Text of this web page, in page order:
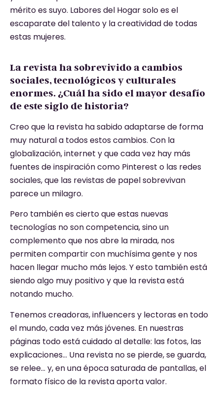
mérito es suyo. Labores del Hogar solo es el
escaparate del talento y la creatividad de todas
estas mujeres.
La revista ha sobrevivido a cambios
sociales, tecnológicos y culturales
enormes. ¿Cuál ha sido el mayor desafío
de este siglo de historia?
Creo que la revista ha sabido adaptarse de forma
muy natural a todos estos cambios. Con la
globalización, internet y que cada vez hay más
fuentes de inspiración como Pinterest o las redes
sociales, que las revistas de papel sobrevivan
parece un milagro.
Pero también es cierto que estas nuevas
tecnologías no son competencia, sino un
complemento que nos abre la mirada, nos
permiten compartir con muchísima gente y nos
hacen llegar mucho más lejos. Y esto también está
siendo algo muy positivo y que la revista está
notando mucho.
Tenemos creadoras, influencers y lectoras en todo
el mundo, cada vez más jóvenes. En nuestras
páginas todo está cuidado al detalle: las fotos, las
explicaciones… Una revista no se pierde, se guarda,
se relee… y, en una época saturada de pantallas, el
formato físico de la revista aporta valor.